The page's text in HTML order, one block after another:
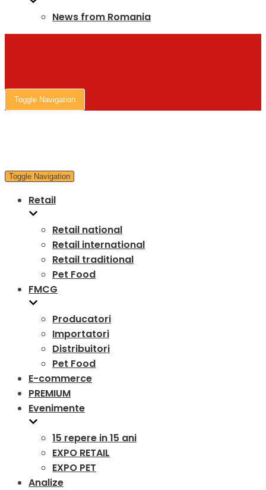
News from Romania
Toggle Navigation
Toggle Navigation
Retail
Retail national
Retail international
Retail traditional
Pet Food
FMCG
Producatori
Importatori
Distribuitori
Pet Food
E-commerce
PREMIUM
Evenimente
15 repere in 15 ani
EXPO RETAIL
EXPO PET
Analize